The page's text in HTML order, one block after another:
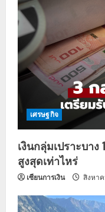
เศรษฐกิจ
เงินกลุ่มเปราะบา
สูงสุดเท่าไหร่
เซียนการเงิน สิงหา